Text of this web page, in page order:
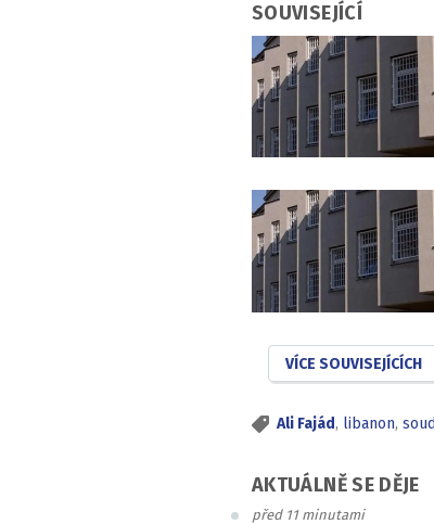
SOUVISEJÍCÍ
VÍCE SOUVISEJÍCÍCH
Ali Fajád, libanon,
AKTUÁLNĚ SE DĚJE
před 11 minutami